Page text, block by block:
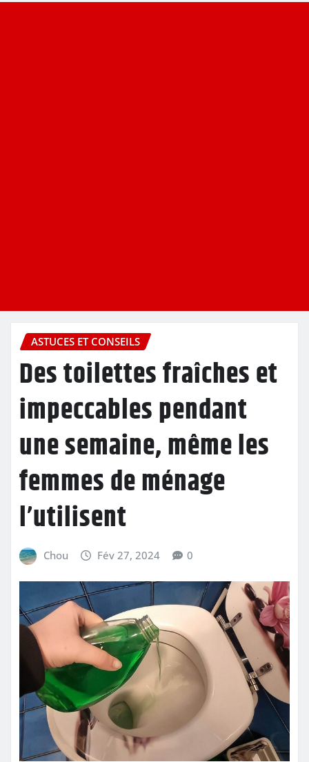
ASTUCES ET CONSEILS
Des toilettes fraîches et
impeccables pendant
une semaine, même les
femmes de ménage
l’utilisent
Chou Fév 27, 2024 0